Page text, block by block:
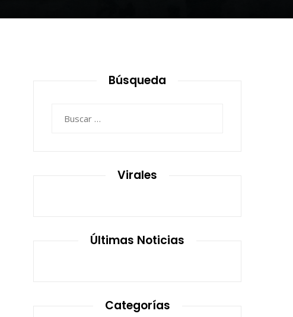
Búsqueda
Virales
Últimas Noticias
Categorías